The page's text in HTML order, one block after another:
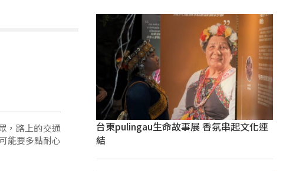
，路上的交通
能要多點耐心
台東pulingau生命故事展 香氛串起文化連
結